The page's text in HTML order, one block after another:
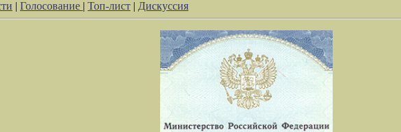
| Голосование | Топ-лист | Дискуссия